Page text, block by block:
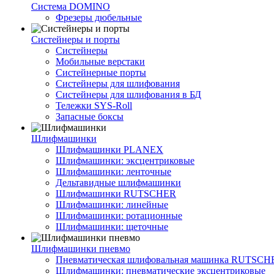
Система DOMINO
Фрезеры дюбельные
Систейнеры и порты
Систейнеры
Мобильные верстаки
Систейнерные порты
Систейнеры для шлифования
Систейнеры для шлифования в БД
Тележки SYS-Roll
Запасные боксы
Шлифмашинки
Шлифмашинки PLANEX
Шлифмашинки: эксцентриковые
Шлифмашинки: ленточные
Дельтавидные шлифмашинки
Шлифмашинки RUTSCHER
Шлифмашинки: линейные
Шлифмашинки: ротационные
Шлифмашинки: щеточные
Шлифмашинки пневмо
Пневматическая шлифовальная машинка
Шлифмашинки: пневматические эксцентриковые